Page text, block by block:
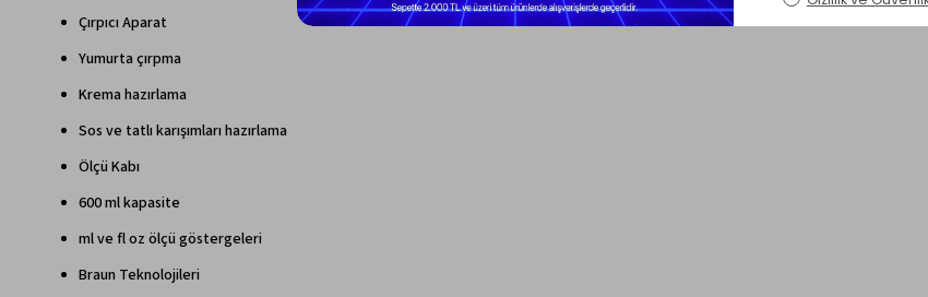
Çırpıcı Aparat
Yumurta çırpma
Krema hazırlama
Sos ve tatlı karışımları hazırlama
Ölçü Kabı
600 ml kapasite
ml ve fl oz ölçü göstergeleri
Braun Teknolojileri